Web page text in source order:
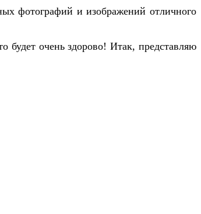
фотографий и изображений отличного
будет очень здорово! Итак, представляю